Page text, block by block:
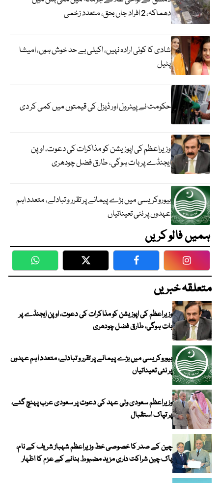
دھماکہ، 2 افراد جاں بحق، متعدد زخمی
شادی کا کوئی ارادہ نہیں، اکیلی بے حد خوش ہوں، امیشا
پٹیل
حکومت نے پیٹرول اور ڈیزل کی قیمتوں میں کمی کر دی
وزیراعظم کی اپوزیشن کو مذاکرات کی دعوت، اوپن
ایجنڈے پر بات ہوگی، طارق فضل چودھری
بیوروکریسی میں بڑے پیمانے پر تقرر و تبادلے، متعدد اہم
عہدوں پر نئی تعیناتیاں
ہمیں فالو کریں
WhatsApp Twitter Facebook
متعلقہ خبریں
وزیراعظم کی اپوزیشن کو مذاکرات کی دعوت، اوپن ایجنڈے پر
بات ہوگی، طارق فضل چودھری
بیوروکریسی میں بڑے پیمانے پر تقرر و تبادلے، متعدد اہم عہدوں
پر نئی تعیناتیاں
وزیراعظم سعودی ولی عہد کی دعوت پر سعودی عرب پہنچ گئے،
پر تپاک استقبال
چین کے صدر کا خصوصی خط وزیراعظم شہباز شریف کے نام،
پاک چین شراکت داری مزید مضبوط بنانے کے عزم کا اظہار